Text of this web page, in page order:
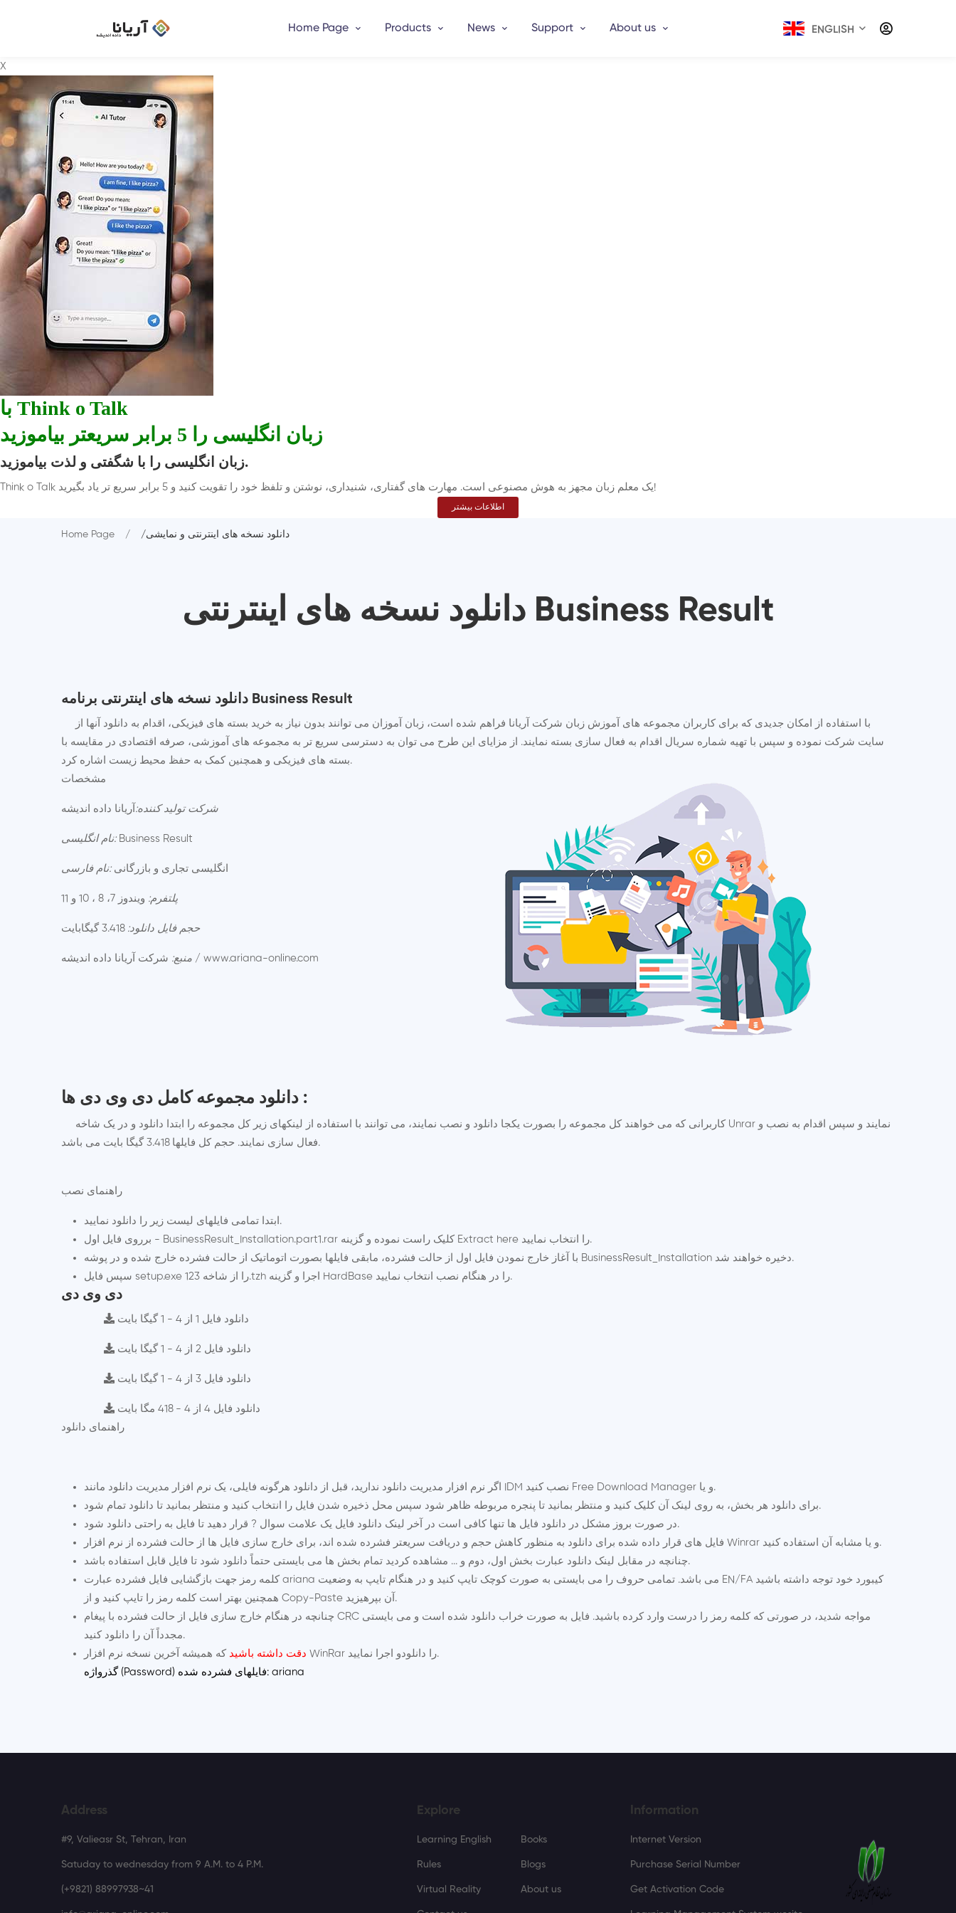
Home Page Products News Support About us ENGLISH
X
با Think o Talk
زبان انگلیسی را 5 برابر سریعتر بیاموزید
زبان انگلیسی را با شگفتی و لذت بیاموزید.
Think o Talk یک معلم زبان مجهز به هوش مصنوعی است. مهارت های گفتاری، شنیداری، نوشتن و تلفظ خود را تقویت کنید و 5 برابر سریع تر یاد بگیرید!
اطلاعات بیشتر
دانلود نسخه های اینترنتی Business Result
Home Page /دانلود نسخه های اینترنتی و نمایشی
دانلود نسخه های اینترنتی برنامه Business Result
با استفاده از امکان جدیدی که برای کاربران مجموعه های آموزش زبان شرکت آریانا فراهم شده است، زبان آموزان می توانند بدون نیاز به خرید بسته های فیزیکی، اقدام به دانلود آنها از
سایت شرکت نموده و سپس با تهیه شماره سریال اقدام به فعال سازی بسته نمایند. از مزایای این طرح می توان به دسترسی سریع تر به مجموعه های آموزشی، صرفه اقتصادی در مقایسه با
بسته های فیزیکی و همچنین کمک به حفظ محیط زیست اشاره کرد.
مشخصات
شرکت تولید کننده:
نام انگلیسی: Business Result
نام فارسی: انگلیسی تجاری و بازرگانی
پلتفرم: ویندوز 7، 8 ، 10 و 11
حجم فایل دانلود: 3.418 گیگابایت
منبع: شرکت آریانا داده اندیشه / www.ariana-online.com
دانلود مجموعه کامل دی وی دی ها :
کاربرانی که می خواهند کل مجموعه را بصورت یکجا دانلود و نصب نمایند، می توانند با استفاده از لینکهای زیر کل مجموعه را ابتدا دانلود و در یک شاخه Unrar نمایند و سپس اقدام به نصب و
فعال سازی نمایند. حجم کل فایلها 3.418 گیگا بایت می باشد.
راهنمای نصب
ابتدا تمامی فایلهای لیست زیر را دانلود نمایید.
برروی فایل اول - BusinessResult_Installation.part1.rar کلیک راست نموده و گزینه Extract here را انتخاب نمایید.
با آغاز خارج نمودن فایل اول از حالت فشرده، مابقی فایلها بصورت اتوماتیک از حالت فشرده خارج شده و در پوشه BusinessResult_Installation دخیره خواهند شد.
سپس فایل setup.exe را از شاخه 123.tzh اجرا و گزینه HardBase را در هنگام نصب انتخاب نمایید.
دی وی دی
دانلود فایل 1 از 4 - 1 گیگا بایت
دانلود فایل 2 از 4 - 1 گیگا بایت
دانلود فایل 3 از 4 - 1 گیگا بایت
دانلود فایل 4 از 4 - 418 مگا بایت
راهنمای دانلود
اگر نرم افزار مدیریت دانلود ندارید، قبل از دانلود هرگونه فایلی، یک نرم افزار مدیریت دانلود مانند IDM و یا Free Download Manager
نصب کنید.
برای دانلود هر بخش، به روی لینک آن کلیک کنید و منتظر بمانید تا پنجره مربوطه ظاهر شود سپس محل ذخیره شدن فایل را انتخاب کنید و منتظر بمانید تا دانلود تمام شود.
در صورت بروز مشکل در دانلود فایل ها تنها کافی است در آخر لینک دانلود فایل یک علامت سوال ? قرار دهید تا فایل به راحتی دانلود شود.
فایل های قرار داده شده برای دانلود به منظور کاهش حجم و دریافت سریعتر فشرده شده اند، برای خارج سازی فایل ها از حالت فشرده از نرم افزار Winrar و یا مشابه آن استفاده کنید.
چنانچه در مقابل لینک دانلود عبارت بخش اول، دوم و ... مشاهده کردید تمام بخش ها می بایستی حتماً دانلود شود تا فایل قابل استفاده باشد.
کلمه رمز جهت بازگشایی فایل فشرده عبارت ariana می باشد. تمامی حروف را می بایستی به صورت کوچک تایپ کنید و در هنگام تایپ به وضعیت EN/FA کیبورد خود توجه داشته باشید
همچنین بهتر است کلمه رمز را تایپ کنید و از Copy-Paste آن بپرهیزید.
چنانچه در هنگام خارج سازی فایل از حالت فشرده با پیغام CRC مواجه شدید، در صورتی که کلمه رمز را درست وارد کرده باشید. فایل به صورت خراب دانلود شده است و می بایستی
مجدداً آن را دانلود کنید.
دقت داشته باشید
که همیشه آخرین نسخه نرم افزار WinRar را دانلود
و اجرا نمایید.
گذرواژه (Password) فایلهای فشرده شده: ariana
Address
#9, Valieasr St, Tehran, Iran
Satuday to wednesday from 9 A.M. to 4 P.M.
(+9821) 88997938~41
Explore
Learning English Books
Rules Blogs
Virtual Reality About us
Information
Internet Version
Purchase Serial Number
Get Activation Code